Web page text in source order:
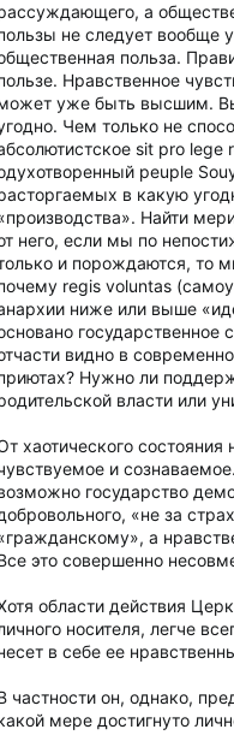
а
не следует вообще
польза.
Нравственное
уже быть высшим.
Чем только не
sit pro lege
peuple
в какую
Найти
него, если мы по
и порождаются, то
regis voluntas
ниже или выше
государственное
видно в
Нужно ли
власти или
хаотического
и
государство
«не за
а
это совершенно
области действия
носителя, легче
в себе ее
частности он, однако,
мере достигнуто